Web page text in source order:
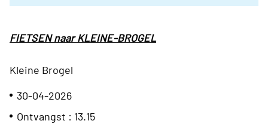
FIETSEN naar KLEINE-BROGEL
Kleine Brogel
30-04-2026
Ontvangst : 13.15